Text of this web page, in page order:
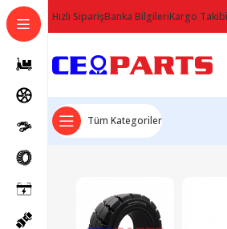
Hızlı SiparişBanka BilgileriKargo Takibi
Tüm Kategoriler